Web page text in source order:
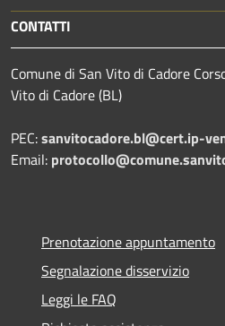
CONTATTI
Comune di San Vito di Cadore
Vito di Cadore (BL)
PEC:sanvitocadore.bl@cert.ip-
Email:
Prenotazione appuntamento
Segnalazione disservizio
Leggi le FAQ